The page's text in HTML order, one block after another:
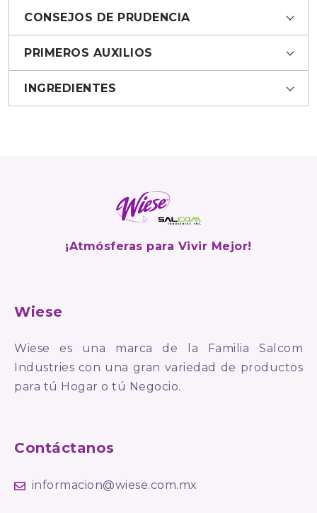
CONSEJOS DE PRUDENCIA
PRIMEROS AUXILIOS
INGREDIENTES
¡Atmósferas para Vivir Mejor!
Wiese
Wiese es una marca de la Familia Salcom
Industries con una gran variedad de productos
para tú Hogar o tú Negocio.
Contáctanos
informacion@wiese.com.mx